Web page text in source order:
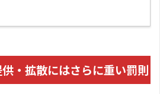
・拡散にはさらに重い罰則